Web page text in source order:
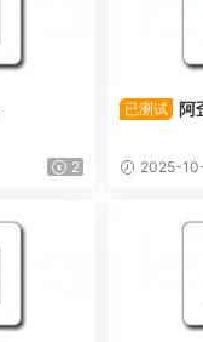
2
已测试 阿
2025-